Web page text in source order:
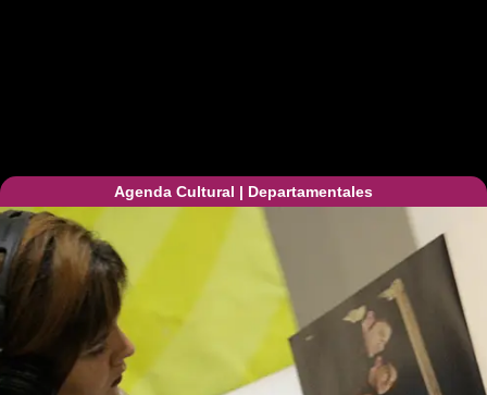
Agenda Cultural | Departamentales